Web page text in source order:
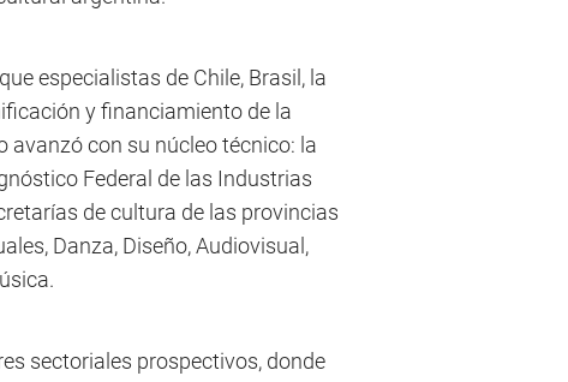
especialistas de Chile, Brasil, la
y financiamiento de la
avanzó con su núcleo técnico: la
Federal de las Industrias
de cultura de las provincias
Danza, Diseño, Audiovisual,
sectoriales prospectivos, donde